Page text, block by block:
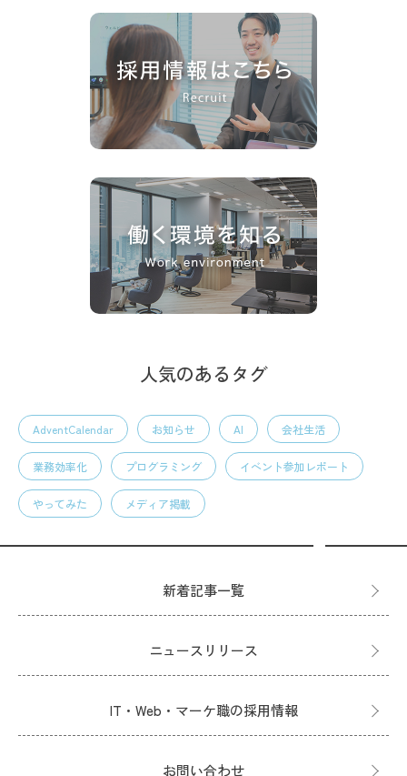
人気のあるタグ
AdventCalendar お知らせ AI 会社生活
業務効率化 プログラミング イベント参加レポート
やってみた メディア掲載
新着記事一覧
ニュースリリース
IT・Web・マーケ職の採用情報
お問い合わせ